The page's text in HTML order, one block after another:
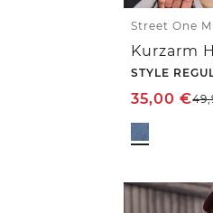
Street One
Kurzarm
STYLE
35,00€